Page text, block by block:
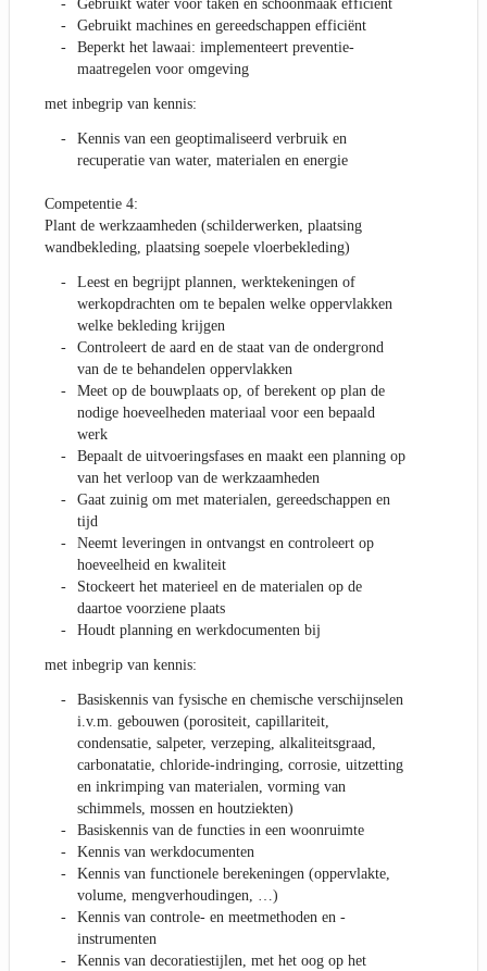
Gebruikt water voor taken en schoonmaak efficiënt
Gebruikt machines en gereedschappen efficiënt
Beperkt het lawaai: implementeert preventie-
maatregelen voor omgeving
met inbegrip van kennis:
Kennis van een geoptimaliseerd verbruik en
recuperatie van water, materialen en energie
Competentie 4:
Plant de werkzaamheden (schilderwerken, plaatsing
wandbekleding, plaatsing soepele vloerbekleding)
Leest en begrijpt plannen, werktekeningen of
werkopdrachten om te bepalen welke oppervlakken
welke bekleding krijgen
Controleert de aard en de staat van de ondergrond
van de te behandelen oppervlakken
Meet op de bouwplaats op, of berekent op plan de
nodige hoeveelheden materiaal voor een bepaald
werk
Bepaalt de uitvoeringsfases en maakt een planning op
van het verloop van de werkzaamheden
Gaat zuinig om met materialen, gereedschappen en
tijd
Neemt leveringen in ontvangst en controleert op
hoeveelheid en kwaliteit
Stockeert het materieel en de materialen op de
daartoe voorziene plaats
Houdt planning en werkdocumenten bij
met inbegrip van kennis:
Basiskennis van fysische en chemische verschijnselen
i.v.m. gebouwen (porositeit, capillariteit,
condensatie, salpeter, verzeping, alkaliteitsgraad,
carbonatatie, chloride-indringing, corrosie, uitzetting
en inkrimping van materialen, vorming van
schimmels, mossen en houtziekten)
Basiskennis van de functies in een woonruimte
Kennis van werkdocumenten
Kennis van functionele berekeningen (oppervlakte,
volume, mengverhoudingen, …)
Kennis van controle- en meetmethoden en -
instrumenten
Kennis van decoratiestijlen, met het oog op het